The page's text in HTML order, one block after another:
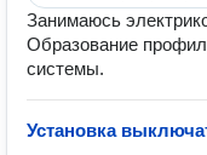
Занимаюсь
Образование
системы.
Установка